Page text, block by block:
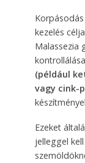
kezelés
Malassezia
(például
vagy cink-
Ezeket
jelleggel